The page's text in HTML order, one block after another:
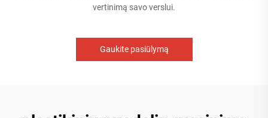
vertinimą savo verslui.
Gaukite pasiūlymą